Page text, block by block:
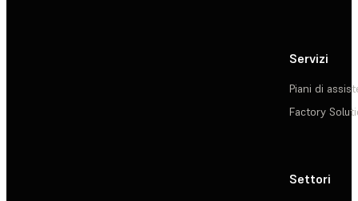
Servizi
Piani di
Factory
Settori